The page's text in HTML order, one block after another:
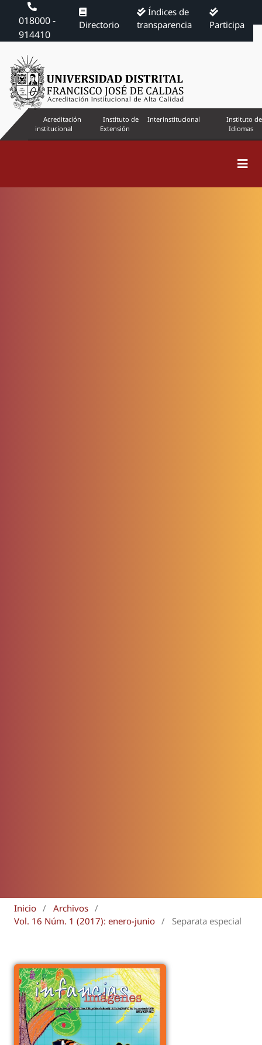
018000 -
914410
Directorio
Índices de
transparencia
Participa
Acreditación
institucional
Instituto de
Extensión
Interinstitucional
Instituto de
Idiomas
Inicio / Archivos /
Vol. 16 Núm. 1 (2017): enero-junio / Separata especial